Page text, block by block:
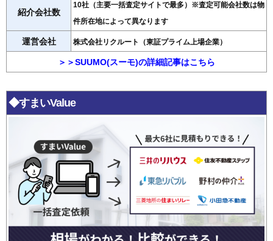
紹介会社数
10社（主要一括査定サイトで最多）※査定可能会社数は物
件所在地によって異なります
運営会社 株式会社リクルート（東証プライム上場企業）
＞＞SUUMO(スーモ)の詳細記事はこちら
◆すまいValue